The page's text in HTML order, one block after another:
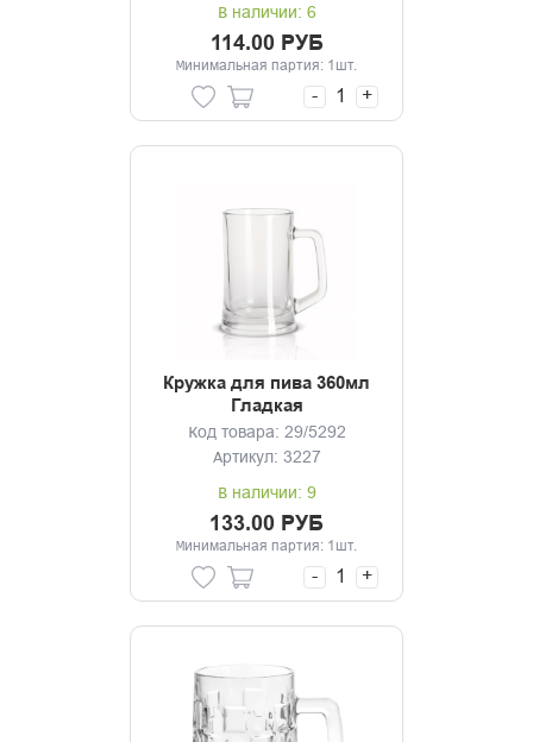
В наличии: 6
114.00 РУБ
Минимальная партия: 1шт.
- +
Кружка для пива 360мл
Гладкая
Код товара: 29/5292
Артикул: 3227
В наличии: 9
133.00 РУБ
Минимальная партия: 1шт.
- +